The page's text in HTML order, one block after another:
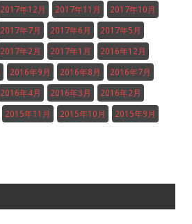
2017年12月 2017年11月 2017年10月
2017年7月 2017年6月 2017年5月
2017年2月 2017年1月 2016年12月
2016年9月 2016年8月 2016年7月
2016年4月 2016年3月 2016年2月
2015年11月 2015年10月 2015年9月